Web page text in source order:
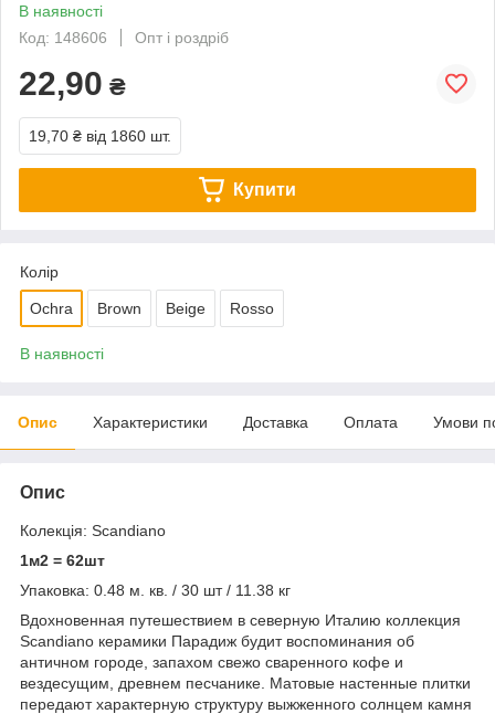
В наявності
Код: 148606
Опт і роздріб
22,90 ₴
19,70 ₴ від 1860 шт.
Купити
Колір
Ochra Brown Beige Rosso
В наявності
Опис Характеристики Доставка Оплата Умови
Опис
Колекція: Scandiano
1м2 = 62шт
Упаковка: 0.48 м. кв. / 30 шт / 11.38 кг
Вдохновенная путешествием в северную Италию коллекция
Scandiano керамики Парадиж будит воспоминания об
античном городе, запахом свежо сваренного кофе и
вездесущим, древнем песчанике. Матовые настенные плитки
передают характерную структуру выжженного солнцем камня